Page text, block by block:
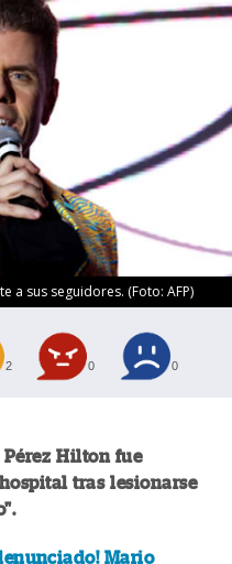
a sus seguidores. (Foto: AFP)
2 0 0
Hilton fue
tras lesionarse
Mario